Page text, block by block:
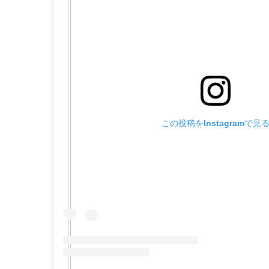
この投稿をInstagramで見る